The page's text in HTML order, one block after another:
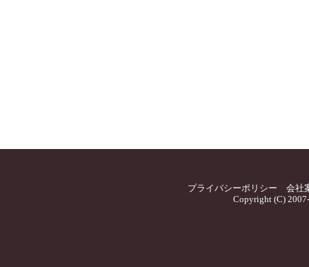
プライバシーポリシー
会社
Copyright (C)